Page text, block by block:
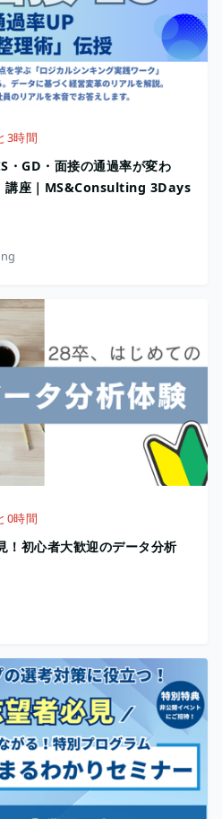
3時間
・GD・面接の通過率が変わ
講座｜MS&Consulting 3Days
0時間
！初心者大歓迎のデータ分析